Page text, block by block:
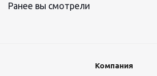
Ранее вы смотрели
Компания